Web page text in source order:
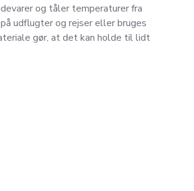
og tåler temperaturer fra
udflugter og rejser eller bruges
gør, at det kan holde til lidt